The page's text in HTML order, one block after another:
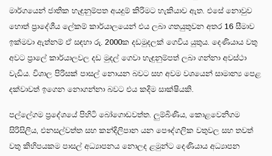
මාර්ගයෙන් ජාතික හැඳුනුම්පත අයදුම් කිරිමට හැකියාව ඇත. එසේ නොවුව
හොත් ප්‍රාදේශීය ලේකම් කාර්යාලයෙන් එය ලබා ගතයුතුවන අතර 16 සීමාව
ඉක්මවා ඇත්නම් ඒ සඳහා රු. 2000ක දඩමුදලක් ගෙවිය යුතුය. දෙණියාය වතු
අවට ප්‍රාලේ කාර්යාලවල දඩ මුදල් ගෙවා හැඳුනුම්පත් ලබා ගන්නා අවස්ථා
වැඩිය. විශාල පිරිසක් පාසල් නොයන බවට සහ අවම වශයෙන් සාමාන්‍ය පෙළ
දක්වාවත් ඉගෙන නොගන්නා බවට එය කදිම සාක්ෂියකි.
පල්ලේගම ප්‍රදේශයේ පිහිටි බෝගොඩවත්ත. ලුම්බිණිය, කොළවෙනිගම
සිරිසිලිය, එනසල්වත්ත සහ කන්දිලිපාන යන පෞද්ගලික වතුවල සහ තවත්
වතු කිහිපයකම පාසල් අධ්‍යාපනය නොලද ළමුන්ට දෙණියාය අධ්‍යාපන